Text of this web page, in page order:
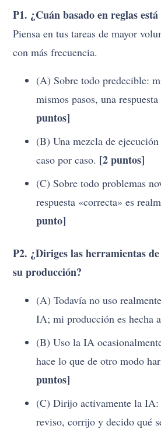
P1. ¿Cuán basado en reglas
Piensa en tus tareas de mayor
con más frecuencia.
(A) Sobre todo predecible:
mismos pasos, una
puntos]
(B) Una mezcla de
caso por caso. [2 puntos]
(C) Sobre todo problemas
respuesta «correcta» es
punto]
P2. ¿Diriges las herramientas
su producción?
(A) Todavía no uso
IA; mi producción es hecha
(B) Uso la IA
hace lo que de otro modo
puntos]
(C) Dirijo activamente la
reviso, corrijo y decido qué